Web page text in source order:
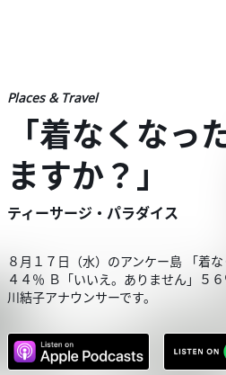
Places & Travel
「着なくな
ますか？」
ティーサージ・パラダイス
８月１７日（水）のアンケー島 「
４４％ Ｂ「いいえ。ありません」５
川結子アナウンサーです。